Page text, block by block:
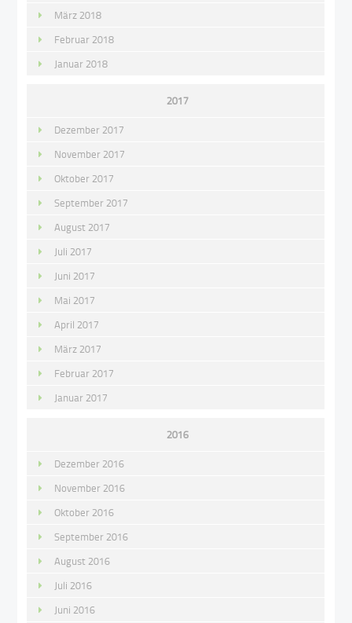
März 2018
Februar 2018
Januar 2018
2017
Dezember 2017
November 2017
Oktober 2017
September 2017
August 2017
Juli 2017
Juni 2017
Mai 2017
April 2017
März 2017
Februar 2017
Januar 2017
2016
Dezember 2016
November 2016
Oktober 2016
September 2016
August 2016
Juli 2016
Juni 2016